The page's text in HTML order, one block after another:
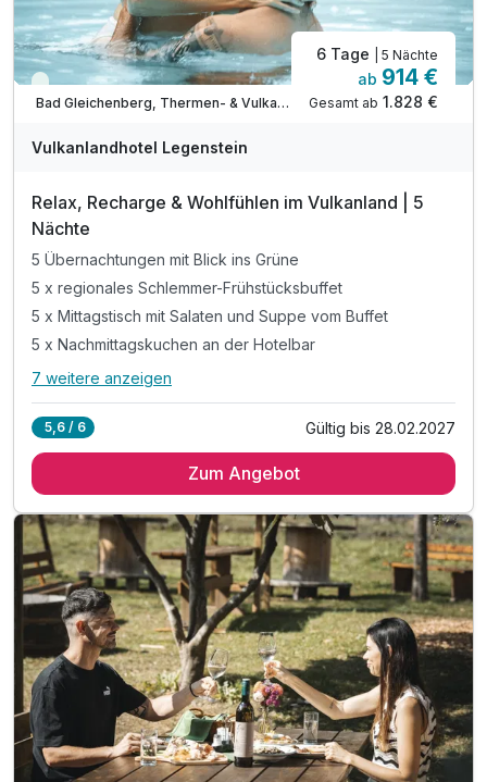
Viele Termine frei
Bad Gleichenberg, Thermen- & Vulkanland Steiermark
6 Tage | 5 Nächte
ab 914 €
Gesamt ab 1.828 €
Vulkanlandhotel Legenstein
Relax, Recharge & Wohlfühlen im Vulkanland | 5
Nächte
5 Übernachtungen mit Blick ins Grüne
5 x regionales Schlemmer-Frühstücksbuffet
5 x Mittagstisch mit Salaten und Suppe vom Buffet
5 x Nachmittagskuchen an der Hotelbar
Alle Inklusivleistungen
5 x regionales Schlemmer-Frühstücksbuffet
5 x Nachmittagskuchen an der Hotelbar
5 x 5-Gang-Wahlmenü am Abend
Nutzung des über 1.000m² Wellnessbereichs
Legenstein´s "Echt viel dabei"-Leistungen
Entspannungsmassage mit warmem Mandelöl à25min
Ganzkörper-Salz-Öl-Peeling in der Dampfkabine
Ätherische Ölmischung zum mit nach Hause nehmen
inkl. Parkplatz & WLAN-Nutzung
7 weitere anzeigen
5,6 / 6 Gültig bis 28.02.2027
Zum Angebot